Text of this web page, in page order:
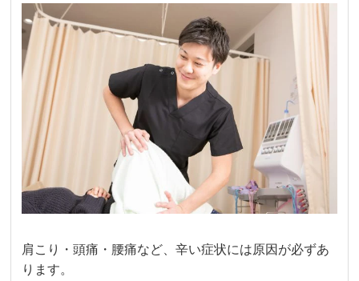
肩こり・頭痛・腰痛など、辛い症状には原因が必ずあ
ります。